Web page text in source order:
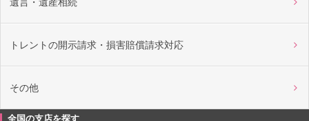
トレントの開示請求・損害賠償請求対応
その他
全国の支店を探す